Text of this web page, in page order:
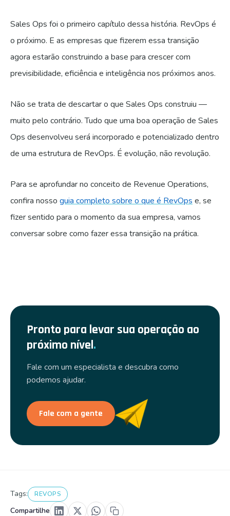
Sales Ops foi o primeiro capítulo dessa história. RevOps é
o próximo. E as empresas que fizerem essa transição
agora estarão construindo a base para crescer com
previsibilidade, eficiência e inteligência nos próximos anos.
Não se trata de descartar o que Sales Ops construiu —
muito pelo contrário. Tudo que uma boa operação de Sales
Ops desenvolveu será incorporado e potencializado dentro
de uma estrutura de RevOps. É evolução, não revolução.
Para se aprofundar no conceito de Revenue Operations,
confira nosso guia completo sobre o que é RevOps e, se
fizer sentido para o momento da sua empresa, vamos
conversar sobre como fazer essa transição na prática.
Pronto para levar sua operação ao
próximo nível.
Fale com um especialista e descubra como
podemos ajudar.
Fale com a gente
Tags: REVOPS
Compartilhe